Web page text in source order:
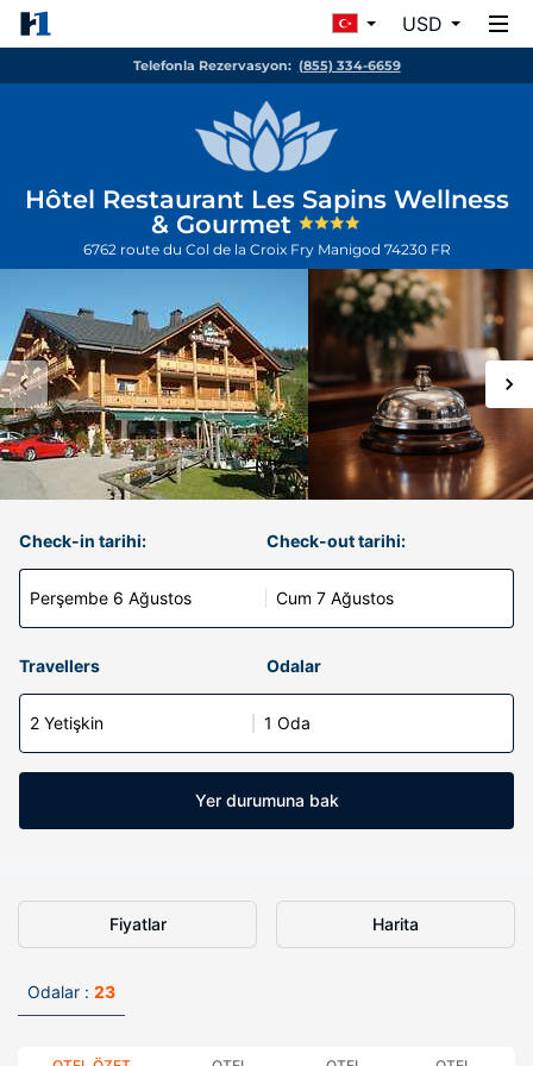
USD
Telefonla Rezervasyon: (855) 334-6659
Hôtel Restaurant Les Sapins Wellness
& Gourmet
6762 route du Col de la Croix Fry Manigod 74230 FR
Check-in tarihi:
Perşembe 6 Ağustos
Check-out tarihi:
Cum 7 Ağustos
Travellers Odalar
2 Yetişkin 1 Oda
Yer durumuna bak
Fiyatlar Harita
Odalar : 23